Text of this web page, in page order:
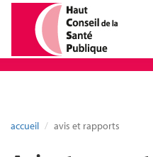
accueil avis et rapports